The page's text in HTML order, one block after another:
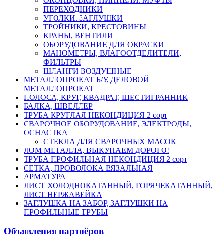
ПЕРЕХОДНИКИ
УГОЛКИ. ЗАГЛУШКИ
ТРОЙНИКИ, КРЕСТОВИНЫ
КРАНЫ, ВЕНТИЛИ
ОБОРУДОВАНИЕ ДЛЯ ОКРАСКИ
МАНОМЕТРЫ, ВЛАГООТДЕЛИТЕЛИ,
ФИЛЬТРЫ
ШЛАНГИ ВОЗДУШНЫЕ
МЕТАЛЛОПРОКАТ Б/У, ДЕЛОВОЙ
МЕТАЛЛОПРОКАТ
ПОЛОСА, КРУГ, КВАДРАТ, ШЕСТИГРАННИК
БАЛКА, ШВЕЛЛЕР
ТРУБА КРУГЛАЯ НЕКОНДИЦИЯ 2 сорт
СВАРОЧНОЕ ОБОРУДОВАНИЕ, ЭЛЕКТРОДЫ,
ОСНАСТКА
СТЕКЛА ДЛЯ СВАРОЧНЫХ МАСОК
ЛОМ МЕТАЛЛА, ВЫКУПАЕМ ДОРОГО!
ТРУБА ПРОФИЛЬНАЯ НЕКОНДИЦИЯ 2 сорт
СЕТКА, ПРОВОЛОКА ВЯЗАЛЬНАЯ
АРМАТУРА
ЛИСТ ХОЛОДНОКАТАННЫЙ, ГОРЯЧЕКАТАННЫЙ,
ЛИСТ НЕРЖАВЕЙКА
ЗАГЛУШКА НА ЗАБОР, ЗАГЛУШКИ НА
ПРОФИЛЬНЫЕ ТРУБЫ
Объявления партнёров